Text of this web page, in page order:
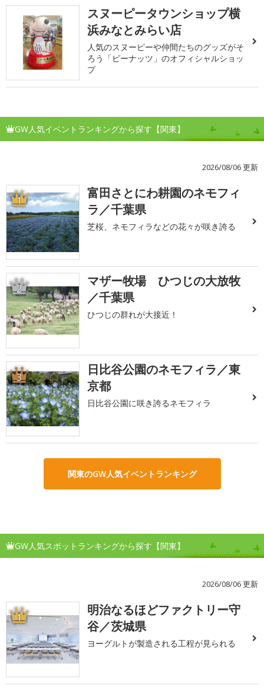
スヌーピータウンショップ横
浜みなとみらい店
人気のスヌーピーや仲間たちのグッズがそ
ろう「ピーナッツ」のオフィシャルショッ
プ
GW人気イベントランキングから探す【関東】
2026/08/06 更新
1
富田さとにわ耕園のネモフィ
ラ／千葉県
芝桜、ネモフィラなどの花々が咲き誇る
2
マザー牧場 ひつじの大放牧
／千葉県
ひつじの群れが大接近！
3
日比谷公園のネモフィラ／東
京都
日比谷公園に咲き誇るネモフィラ
関東のGW人気イベントランキング
GW人気スポットランキングから探す【関東】
2026/08/06 更新
1
明治なるほどファクトリー守
谷／茨城県
ヨーグルトが製造される工程が見られる